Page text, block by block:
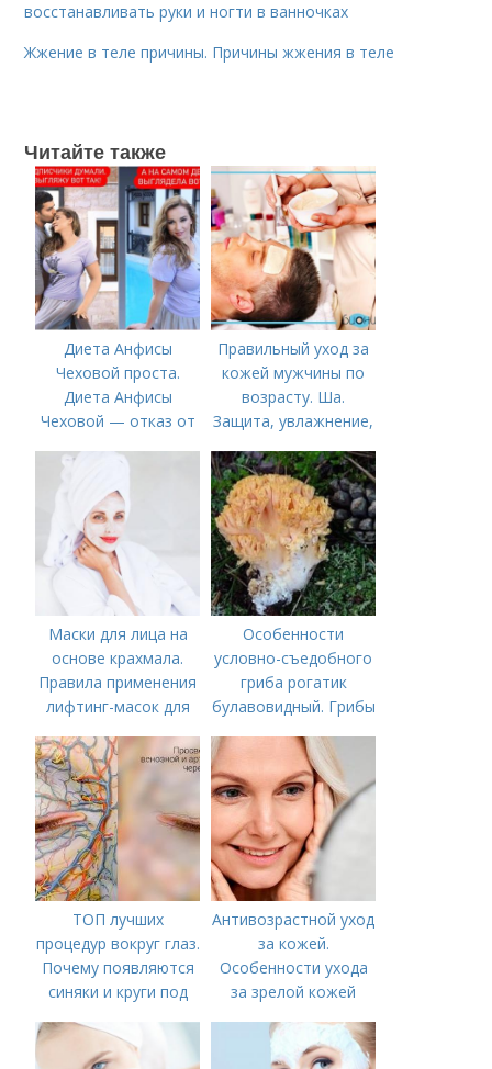
восстанавливать руки и ногти в ванночках
Жжение в теле причины. Причины жжения в теле
Читайте также
Диета Анфисы
Чеховой проста.
Диета Анфисы
Чеховой — отказ от
Правильный уход за
кожей мужчины по
возрасту. Ша.
Защита, увлажнение,
Маски для лица на
основе крахмала.
Правила применения
лифтинг-масок для
Особенности
условно-съедобного
гриба рогатик
булавовидный. Грибы
ТОП лучших
процедур вокруг глаз.
Почему появляются
синяки и круги под
Антивозрастной уход
за кожей.
Особенности ухода
за зрелой кожей